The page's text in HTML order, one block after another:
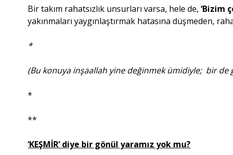
Bir takım rahatsızlık unsurları varsa, hele de, ‘Bizim
yakınmaları yaygınlaştırmak hatasına düşmeden,
*
(Bu konuya inşaallah yine değinmek ümidiyle; bir de
*
**
‘KEŞMİR’ diye bir gönül yaramız yok mu?